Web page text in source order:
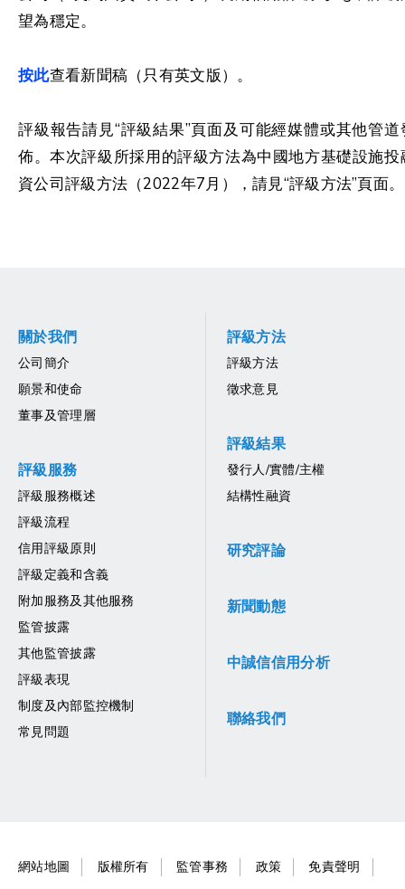
望為穩定。
按此查看新聞稿（只有英文版）。
評級報告請見“評級結果”頁面及可能經媒體或其他管道
佈。本次評級所採用的評級方法為中國地方基礎設施投
資公司評級方法（2022年7月），請見“評級方法”頁面。
關於我們
公司簡介
願景和使命
董事及管理層
評級服務
評級服務概述
評級流程
信用評級原則
評級定義和含義
附加服務及其他服務
監管披露
其他監管披露
評級表現
制度及內部監控機制
常見問題
評級方法
評級方法
徵求意見
評級結果
發行人/實體/主權
結構性融資
研究評論
新聞動態
中誠信信用分析
聯絡我們
網站地圖 版權所有 監管事務 政策 免責聲明